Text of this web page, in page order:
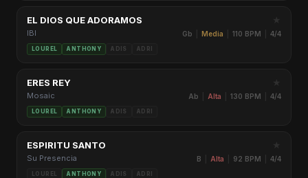
EL DIOS QUE ADORAMOS
IBI Gb Media 110 BPM 4/4
LOUREL ANTHONY ADIS ADRI
ERES REY
Mosaic Ab Alta 130 BPM 4/4
LOUREL ANTHONY ADIS ADRI
ESPIRITU SANTO
Su Presencia B Alta 92 BPM 4/4
LOUREL ANTHONY ADIS ADRI